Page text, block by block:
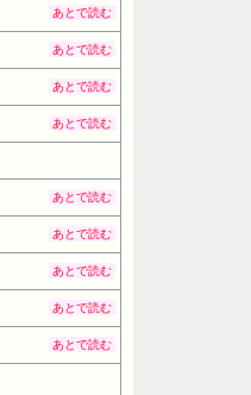
あとで読む
あとで読む
あとで読む
あとで読む
あとで読む
あとで読む
あとで読む
あとで読む
あとで読む